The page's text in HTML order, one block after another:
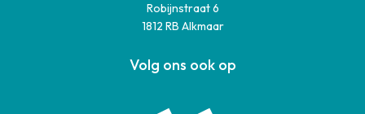
Robijnstraat 6
1812 RB Alkmaar
Volg ons ook op